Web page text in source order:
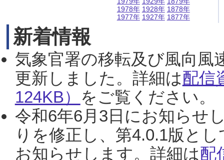
1978年
1977年
1928年
1927年
1878年
1877年
新着情報
気象官署の移転及び風向風
更新しました。詳細は配信
124KB） をご覧ください。
令和6年6月3日にお知らせ
りを修正し、第4.0.1版と
お知らせします。詳細は配